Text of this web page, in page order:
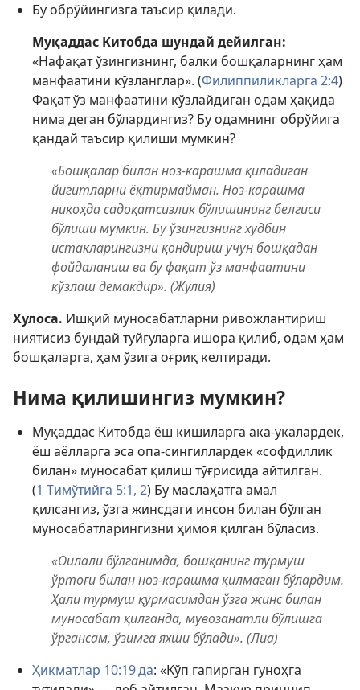
Бу обрўйингизга таъсир қилади.
Муқаддас Китобда шундай дейилган:
«Нафақат ўзингизнинг, балки бошқаларнинг ҳам
манфаатини кўзланглар». (Филиппиликларга 2:4)
Фақат ўз манфаатини кўзлайдиган одам ҳақида
нима деган бўлардингиз? Бу одамнинг обрўйига
қандай таъсир қилиши мумкин?
«Бошқалар билан ноз-карашма қиладиган
йигитларни ёқтирмайман. Ноз-карашма
никоҳда садоқатсизлик бўлишининг белгиси
бўлиши мумкин. Бу ўзингизнинг худбин
истакларингизни қондириш учун бошқадан
фойдаланиш ва бу фақат ўз манфаатини
кўзлаш демакдир». (Жулия)
Хулоса. Ишқий муносабатларни ривожлантириш
ниятисиз бундай туйғуларга ишора қилиб, одам ҳам
бошқаларга, ҳам ўзига оғриқ келтиради.
Нима қилишингиз мумкин?
Муқаддас Китобда ёш кишиларга ака-укалардек,
ёш аёлларга эса опа-сингиллардек «софдиллик
билан» муносабат қилиш тўғрисида айтилган.
(1 Тимўтийга 5:1, 2) Бу маслаҳатга амал
қилсангиз, ўзга жинсдаги инсон билан бўлган
муносабатларингизни ҳимоя қилган бўласиз.
«Оилали бўлганимда, бошқанинг турмуш
ўртоғи билан ноз-карашма қилмаган бўлардим.
Ҳали турмуш қурмасимдан ўзга жинс билан
муносабат қилганда, мувозанатли бўлишга
ўргансам, ўзимга яхши бўлади». (Лиа)
Ҳикматлар 10:19 да: «Кўп гапирган гуноҳга